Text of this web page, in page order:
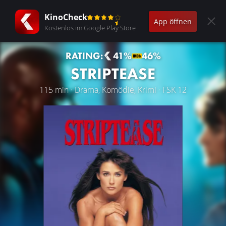
KinoCheck
Kostenlos im Google Play Store
App öffnen
RATING: 41% 46%
STRIPTEASE
115 min · Drama, Komödie, Krimi · FSK 12